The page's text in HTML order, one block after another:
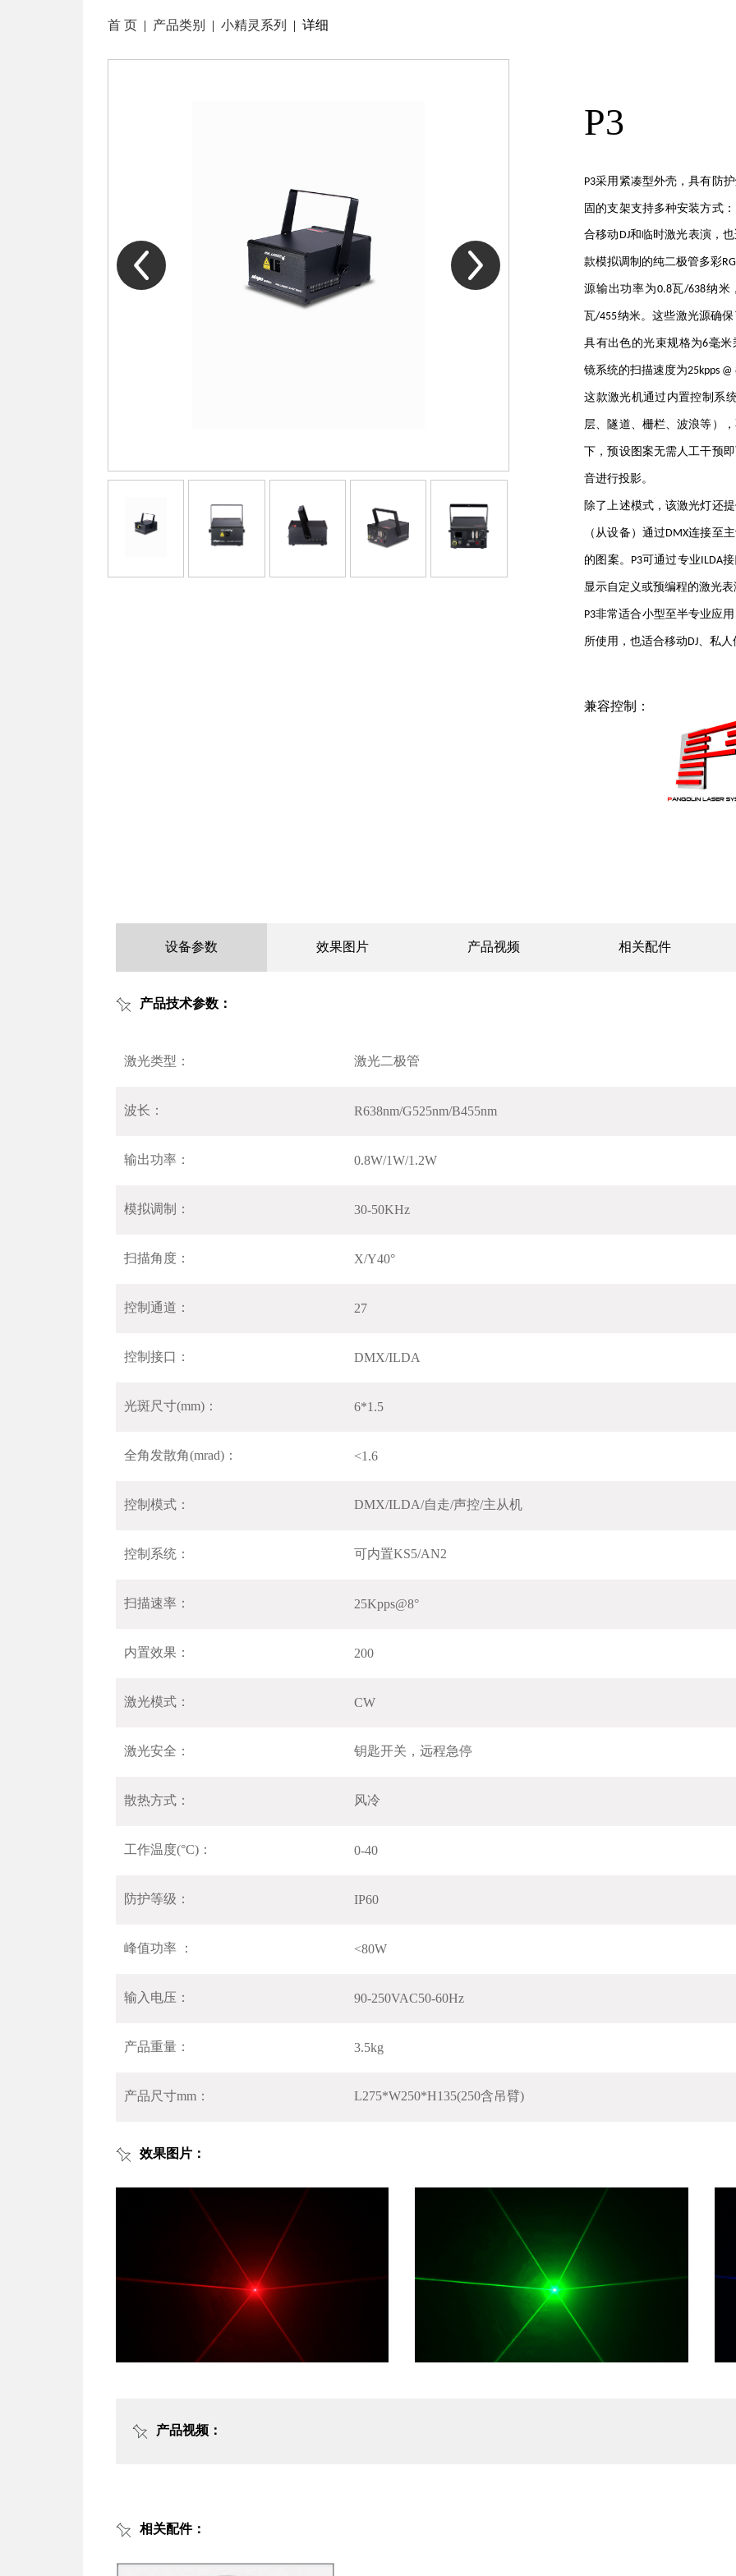
首 页| 产品类别 | 小精灵系列 | 详细
P3
P3采用紧凑型外壳，具有防
固的支架支持多种安装方式
合移动 DJ和临时激光表演，
款模拟调制的纯二极管多彩
源输出功率为0.8瓦/638纳米
瓦/455纳米。这些激光源确
具有出色的光束规格为6毫米
镜系统的扫描速度为25kpps @
这款激光机通过 内置控制系
层、隧道、栅栏、波浪等）
下，预设图案无需人工干预
音进行投影。
除了上述模式，该激光灯还
（从设备）通过 DMX连接至
的图案。 P3可通过专业 ILDA
显示自定义或预编程的激光
P3非常适合小型至半专业应
所使用，也适合移动 DJ 、私
兼容控制：
设备参数 效果图片 产品视频 相关配件
产品技术参数：
激光类型： 激光二极管
波长： R638nm/G525nm/B455nm
输出功率： 0.8W/1W/1.2W
模拟调制： 30-50KHz
扫描角度： X/Y40°
控制通道： 27
控制接口： DMX/ILDA
光斑尺寸(mm)： 6*1.5
全角发散角(mrad)： <1.6
控制模式： DMX/ILDA/自走/声控/主从机
控制系统： 可内置KS5/AN2
扫描速率： 25Kpps@8°
内置效果： 200
激光模式： CW
激光安全： 钥匙开关，远程急停
散热方式： 风冷
工作温度(°C)： 0-40
防护等级： IP60
峰值功率 ： <80W
输入电压： 90-250VAC50-60Hz
产品重量： 3.5kg
产品尺寸mm： L275*W250*H135(250含吊臂)
效果图片：
产品视频：
相关配件：